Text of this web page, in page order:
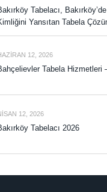
Tabelacı,
Yansıtan Tabela
12, 2026
Tabela Hizmetleri
12, 2026
Tabelacı 2026